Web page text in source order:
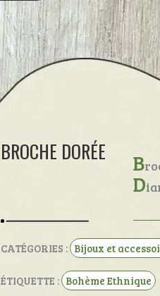
BROCHE DORÉE B
D
CATÉGORIES : Bijoux et
ÉTIQUETTE : Bohème Ethnique